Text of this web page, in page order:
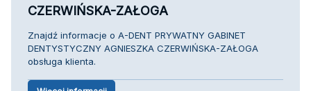
CZERWIŃSKA-ZAŁOGA
Znajdź informacje o A-DENT PRYWATNY GABINET
DENTYSTYCZNY AGNIESZKA CZERWIŃSKA-ZAŁOGA
obsługa klienta.